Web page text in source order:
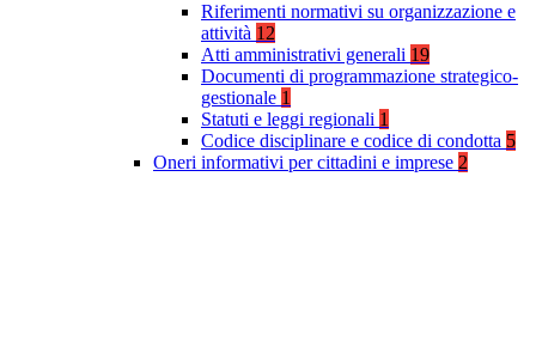
Riferimenti normativi su organizzazione e
attività 12
Atti amministrativi generali 19
Documenti di programmazione strategico-
gestionale 1
Statuti e leggi regionali 1
Codice disciplinare e codice di condotta 5
Oneri informativi per cittadini e imprese 2